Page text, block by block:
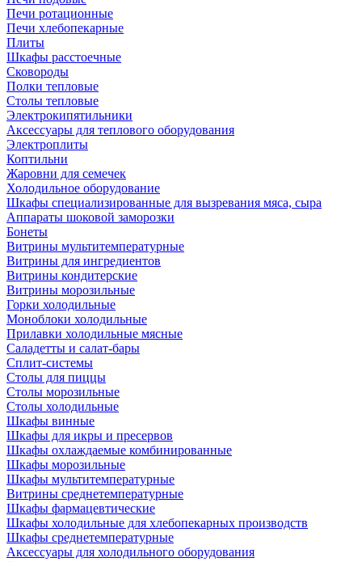
Печи ротационные
Печи хлебопекарные
Плиты
Шкафы расстоечные
Сковороды
Полки тепловые
Столы тепловые
Электрокипятильники
Аксессуары для теплового оборудования
Электроплиты
Коптильни
Жаровни для семечек
Холодильное оборудование
Шкафы специализированные для вызревания мяса, сыра
Аппараты шоковой заморозки
Бонеты
Витрины мультитемпературные
Витрины для ингредиентов
Витрины кондитерские
Витрины морозильные
Горки холодильные
Моноблоки холодильные
Прилавки холодильные мясные
Саладетты и салат-бары
Сплит-системы
Столы для пиццы
Столы морозильные
Столы холодильные
Шкафы винные
Шкафы для икры и пресервов
Шкафы охлаждаемые комбинированные
Шкафы морозильные
Шкафы мультитемпературные
Витрины среднетемпературные
Шкафы фармацевтические
Шкафы холодильные для хлебопекарных производств
Шкафы среднетемпературные
Аксессуары для холодильного оборудования